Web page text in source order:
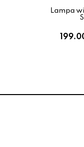
Lampa